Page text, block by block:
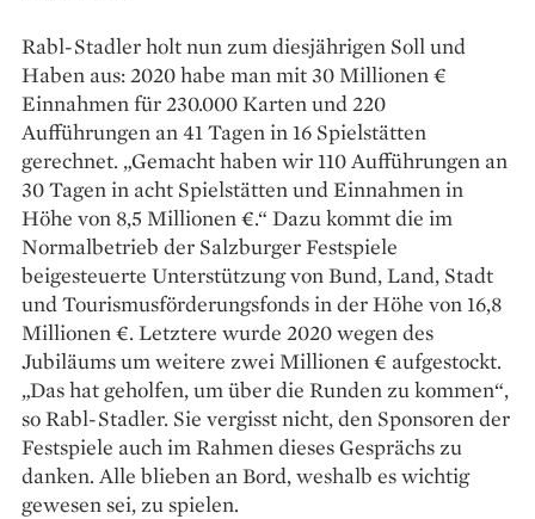
Rabl-Stadler holt nun zum diesjährigen Soll und
Haben aus: 2020 habe man mit 30 Millionen €
Einnahmen für 230.000 Karten und 220
Aufführungen an 41 Tagen in 16 Spielstätten
gerechnet. „Gemacht haben wir 110 Aufführungen an
30 Tagen in acht Spielstätten und Einnahmen in
Höhe von 8,5 Millionen €.“ Dazu kommt die im
Normalbetrieb der Salzburger ­Festspiele
beigesteuerte Unterstützung von Bund, Land, Stadt
und Tourismusförderungsfonds in der Höhe von 16,8
Millionen €. Letztere wurde 2020 wegen des
Jubiläums um weitere zwei Millionen € aufgestockt.
„Das hat geholfen, um über die Runden zu kommen“,
so Rabl-Stadler. Sie vergisst nicht, den Sponsoren der
Festspiele auch im Rahmen dieses Gesprächs zu
danken. Alle blieben an Bord, weshalb es wichtig
gewesen sei, zu spielen.